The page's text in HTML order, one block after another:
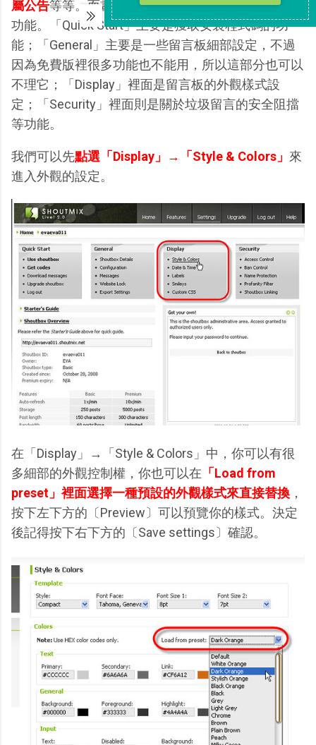
屬公告等等。而畫面上方四個灰色方格就是你的設定
功能。「Quick Start」主要是獲取安裝程式碼的功
能；「General」主要是一些留言板細部設定，不過
因為免費版裡很多功能也不能用，所以這部分也可以
不理它；「Display」裡面是留言板的外觀樣式設
定；「Security」裡面則是關於垃圾留言的安全阻擋
等功能。
我們可以先點選「Display」→「Style & Colors」 來
進入外觀的設定。
在「Display」→「Style & Colors」中，你可以有很
多細部的外觀控制權，你也可以在 「Load from
preset」裡面選擇一種預設的外觀樣式來直接替換 ，
按下左下方的〔Preview〕可以預覽你的樣式。決定
後記得按下右下方的〔Save settings〕確認。